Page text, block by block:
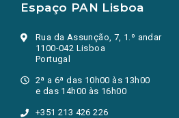
Espaço PAN Lisboa
Rua da Assunção, 7, 1.º andar
1100-042 Lisboa
Portugal
2ª a 6ª das 10h00 às 13h00
e das 14h00 às 16h00
+351 213 426 226